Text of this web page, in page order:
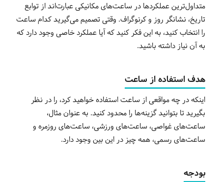
متداول‌ترین عملکردها در ساعت‌های مکانیکی عبارت‌اند از توابع
تاریخ، نشانگر روز و کرنوگراف. وقتی تصمیم می‌گیرید کدام ساعت
را انتخاب کنید، به این فکر کنید که آیا عملکرد خاصی وجود دارد که
به آن نیاز داشته باشید.
هدف استفاده از ساعت
اینکه در چه مواقعی از ساعت استفاده خواهید کرد، را در نظر
بگیرید تا بتوانید گزینه‌ها را محدود کنید. به عنوان مثال،
ساعت‌های غواصی، ساعت‌های ورزشی، ساعت‌های روزمره و
ساعت‌های رسمی، همه چیز در این بین وجود دارد.
بودجه